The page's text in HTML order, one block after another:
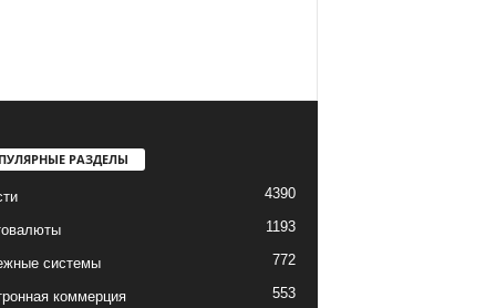
РАЗДЕЛЫ
4390
1193
системы 772
коммерция 553